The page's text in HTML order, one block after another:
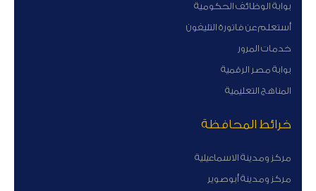
بوابة الوظائف الحكومية
أستعلم عن فاتورة التليفون
خدمات المرور
بوابة مصر الرقمية
المناهج التعليمية
خرائط المحافظة
مركز ومدينة الاسماعيلية
مركز ومدينة أبوصوير